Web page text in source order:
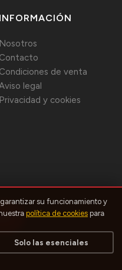
INFORMACIÓN
Nosotros
Contacto
Condiciones de venta
legal
Privacidad y cookies
los derechos reservados
garantizar su funcionamiento y
política de cookies para
Solo las esenciales